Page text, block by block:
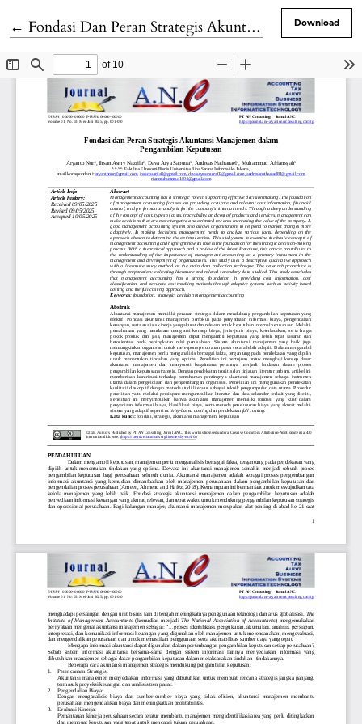
← Return to Article Details
Fondasi ​​Dan Peran Strategis Akuntansi Manajemen Dalam Pengambilan Keputusan Download